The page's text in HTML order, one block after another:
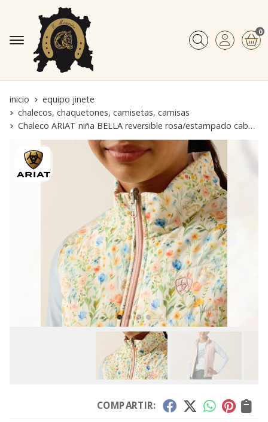
Buscar
0
inicio
equipo jinete
chalecos, chaquetones, camisetas, camisas
Chaleco ARIAT niña BELLA reversible rosa/estampado caballos flores
COMPARTIR: